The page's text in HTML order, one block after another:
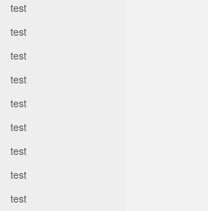
test
test
test
test
test
test
test
test
test